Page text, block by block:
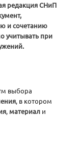
редакция СНиП
и сочетанию
учитывать при
выбора
, в котором
, материал и